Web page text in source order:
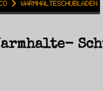
Warmhalteschubladen